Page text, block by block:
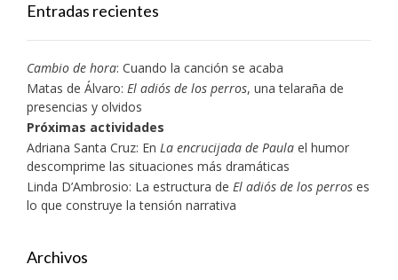
Entradas recientes
Cambio de hora: Cuando la canción se acaba
Matas de Álvaro: El adiós de los perros, una telaraña de
presencias y olvidos
Próximas actividades
Adriana Santa Cruz: En La encrucijada de Paula el humor
descomprime las situaciones más dramáticas
Linda D’Ambrosio: La estructura de El adiós de los perros es
lo que construye la tensión narrativa
Archivos